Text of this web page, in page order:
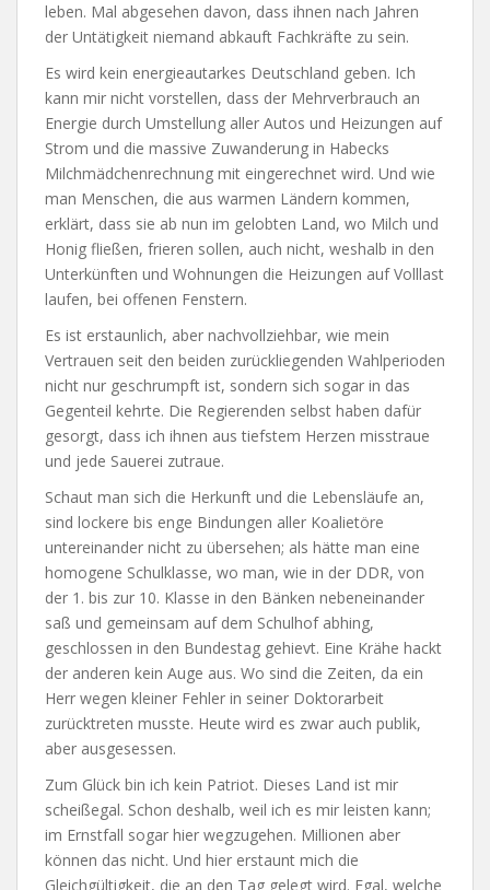
leben. Mal abgesehen davon, dass ihnen nach Jahren
der Untätigkeit niemand abkauft Fachkräfte zu sein.
Es wird kein energieautarkes Deutschland geben. Ich
kann mir nicht vorstellen, dass der Mehrverbrauch an
Energie durch Umstellung aller Autos und Heizungen auf
Strom und die massive Zuwanderung in Habecks
Milchmädchenrechnung mit eingerechnet wird. Und wie
man Menschen, die aus warmen Ländern kommen,
erklärt, dass sie ab nun im gelobten Land, wo Milch und
Honig fließen, frieren sollen, auch nicht, weshalb in den
Unterkünften und Wohnungen die Heizungen auf Volllast
laufen, bei offenen Fenstern.
Es ist erstaunlich, aber nachvollziehbar, wie mein
Vertrauen seit den beiden zurückliegenden Wahlperioden
nicht nur geschrumpft ist, sondern sich sogar in das
Gegenteil kehrte. Die Regierenden selbst haben dafür
gesorgt, dass ich ihnen aus tiefstem Herzen misstraue
und jede Sauerei zutraue.
Schaut man sich die Herkunft und die Lebensläufe an,
sind lockere bis enge Bindungen aller Koalietöre
untereinander nicht zu übersehen; als hätte man eine
homogene Schulklasse, wo man, wie in der DDR, von
der 1. bis zur 10. Klasse in den Bänken nebeneinander
saß und gemeinsam auf dem Schulhof abhing,
geschlossen in den Bundestag gehievt. Eine Krähe hackt
der anderen kein Auge aus. Wo sind die Zeiten, da ein
Herr wegen kleiner Fehler in seiner Doktorarbeit
zurücktreten musste. Heute wird es zwar auch publik,
aber ausgesessen.
Zum Glück bin ich kein Patriot. Dieses Land ist mir
scheißegal. Schon deshalb, weil ich es mir leisten kann;
im Ernstfall sogar hier wegzugehen. Millionen aber
können das nicht. Und hier erstaunt mich die
Gleichgültigkeit, die an den Tag gelegt wird. Egal, welche